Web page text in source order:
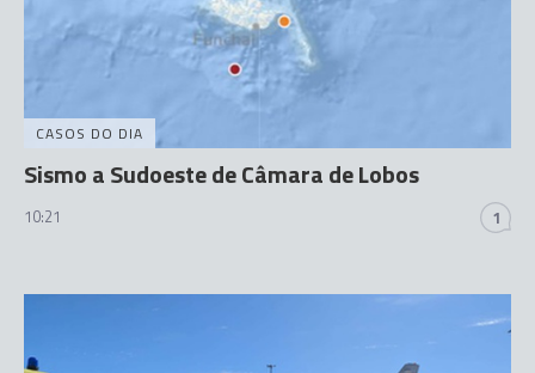
CASOS DO DIA
Sismo a Sudoeste de Câmara de Lobos
10:21 1